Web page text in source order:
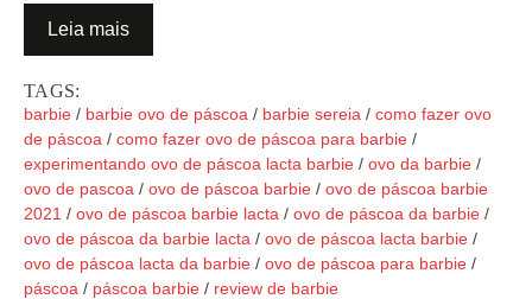
Leia mais
TAGS:
barbie / barbie ovo de páscoa / barbie sereia / como fazer ovo
de páscoa / como fazer ovo de páscoa para barbie /
experimentando ovo de páscoa lacta barbie / ovo da barbie /
ovo de pascoa / ovo de páscoa barbie / ovo de páscoa barbie
2021 / ovo de páscoa barbie lacta / ovo de páscoa da barbie /
ovo de páscoa da barbie lacta / ovo de páscoa lacta barbie /
ovo de páscoa lacta da barbie / ovo de páscoa para barbie /
páscoa / páscoa barbie / review de barbie